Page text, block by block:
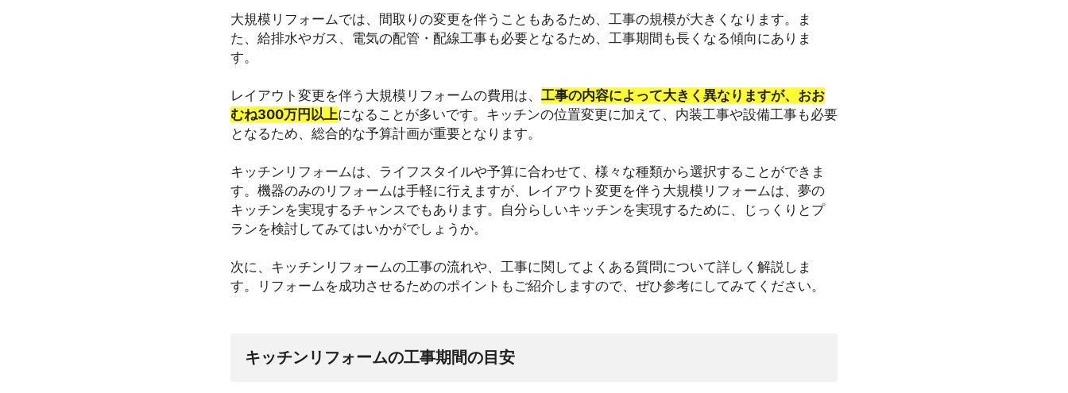
大規模リフォームでは、間取りの変更を伴うこともあるため、工事の規模が大きくなります。ま
た、給排水やガス、電気の配管・配線工事も必要となるため、工事期間も長くなる傾向にありま
す。
レイアウト変更を伴う大規模リフォームの費用は、 工事の内容によって大きく異なりますが、おお
むね300万円以上になることが多いです。キッチンの位置変更に加えて、内装工事や設備工事も必要
となるため、総合的な予算計画が重要となります。
キッチンリフォームは、ライフスタイルや予算に合わせて、様々な種類から選択することができま
す。機器のみのリフォームは手軽に行えますが、レイアウト変更を伴う大規模リフォームは、夢の
キッチンを実現するチャンスでもあります。自分らしいキッチンを実現するために、じっくりとプ
ランを検討してみてはいかがでしょうか。
次に、キッチンリフォームの工事の流れや、工事に関してよくある質問について詳しく解説しま
す。リフォームを成功させるためのポイントもご紹介しますので、ぜひ参考にしてみてください。
キッチンリフォームの工事期間の目安